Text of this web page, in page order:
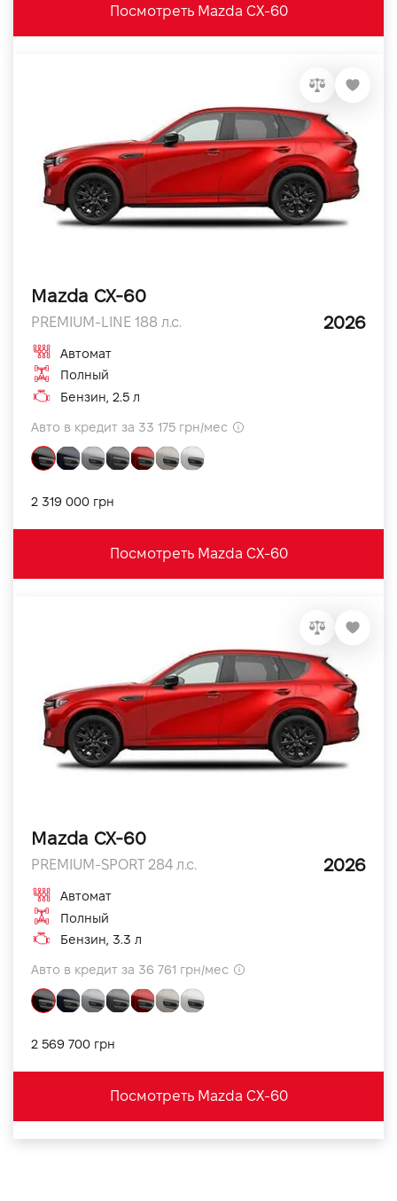
Посмотреть Mazda CX-60
Mazda CX-60
PREMIUM-LINE 188 л.с. 2026
Автомат
Полный
Бензин, 2.5 л
Авто в кредит за 33 175 грн/мес
2 319 000 грн
Посмотреть Mazda CX-60
Mazda CX-60
PREMIUM-SPORT 284 л.с. 2026
Автомат
Полный
Бензин, 3.3 л
Авто в кредит за 36 761 грн/мес
2 569 700 грн
Посмотреть Mazda CX-60